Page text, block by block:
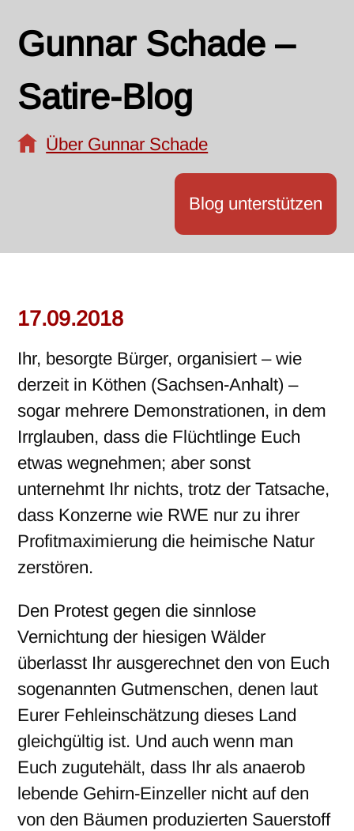
Gunnar Schade –
Satire-Blog
Über Gunnar Schade
Blog unterstützen
17.09.2018
Ihr, besorgte Bürger, organisiert – wie
derzeit in Köthen (Sachsen-Anhalt) –
sogar mehrere Demonstrationen, in dem
Irrglauben, dass die Flüchtlinge Euch
etwas wegnehmen; aber sonst
unternehmt Ihr nichts, trotz der Tatsache,
dass Konzerne wie RWE nur zu ihrer
Profitmaximierung die heimische Natur
zerstören.
Den Protest gegen die sinnlose
Vernichtung der hiesigen Wälder
überlasst Ihr ausgerechnet den von Euch
sogenannten Gutmenschen, denen laut
Eurer Fehleinschätzung dieses Land
gleichgültig ist. Und auch wenn man
Euch zugutehält, dass Ihr als anaerob
lebende Gehirn-Einzeller nicht auf den
von den Bäumen produzierten Sauerstoff